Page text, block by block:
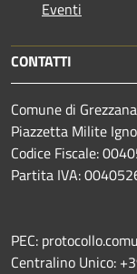
Eventi
CONTATTI
Comune di
Piazzetta Milite
Codice Fiscale:
Partita IVA:
PEC:
Centralino Unico: